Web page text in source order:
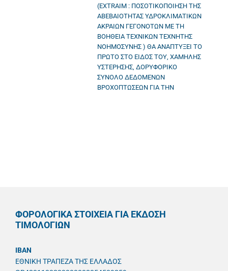
(EXTRAIM : ΠΟΣΟΤΙΚΟΠΟΙΗΣΗ ΤΗΣ
ΑΒΕΒΑΙΟΤΗΤΑΣ ΥΔΡΟΚΛΙΜΑΤΙΚΩΝ
ΑΚΡΑΙΩΝ ΓΕΓΟΝΟΤΩΝ ΜΕ ΤΗ
ΒΟΗΘΕΙΑ ΤΕΧΝΙΚΩΝ ΤΕΧΝΗΤΗΣ
ΝΟΗΜΟΣΥΝΗΣ ) ΘΑ ΑΝΑΠΤΥΞΕΙ ΤΟ
ΠΡΩΤΟ ΣΤΟ ΕΙΔΟΣ ΤΟΥ, ΧΑΜΗΛΗΣ
ΥΣΤΕΡΗΣΗΣ, ΔΟΡΥΦΟΡΙΚΟ
ΣΥΝΟΛΟ ΔΕΔΟΜΕΝΩΝ
ΒΡΟΧΟΠΤΩΣΕΩΝ ΓΙΑ ΤΗΝ
ΦΟΡΟΛΟΓΙΚΑ ΣΤΟΙΧΕΙΑ ΓΙΑ ΕΚΔΟΣΗ
ΤΙΜΟΛΟΓΙΩΝ
IBAN
ΕΘΝΙΚΗ ΤΡΑΠΕΖΑ ΤΗΣ ΕΛΛΑΔΟΣ